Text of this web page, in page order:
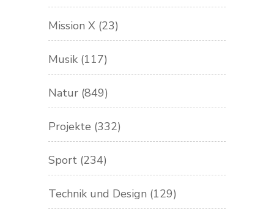
Mission X (23)
Musik (117)
Natur (849)
Projekte (332)
Sport (234)
Technik und Design (129)